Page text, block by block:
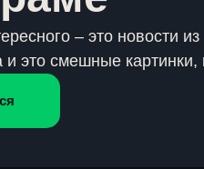
– это новости
и это смешные